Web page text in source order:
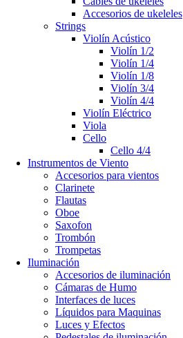
Accesorios de ukeleles
Strings
Violín Acústico
Violín 1/2
Violín 1/4
Violín 1/8
Violín 3/4
Violín 4/4
Violín Eléctrico
Viola
Cello
Cello 4/4
Instrumentos de Viento
Accesorios para vientos
Clarinete
Flautas
Oboe
Saxofon
Trombón
Trompetas
Iluminación
Accesorios de iluminación
Cámaras de Humo
Interfaces de luces
Líquidos para Maquinas
Luces y Efectos